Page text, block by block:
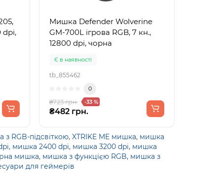
dpi,
Мишка Defender Wolverine
GM-700L ігрова RGB, 7 кн.,
12800 dpi, чорна
Є в наявності
tb_855462
0
₴723 грн. -33 %
₴482 грн.
з RGB-підсвіткою, XTRIKE ME мишка, мишка
, мишка 2400 dpi, мишка 3200 dpi, мишка
мишка, мишка з функцією RGB, мишка з
для геймерів